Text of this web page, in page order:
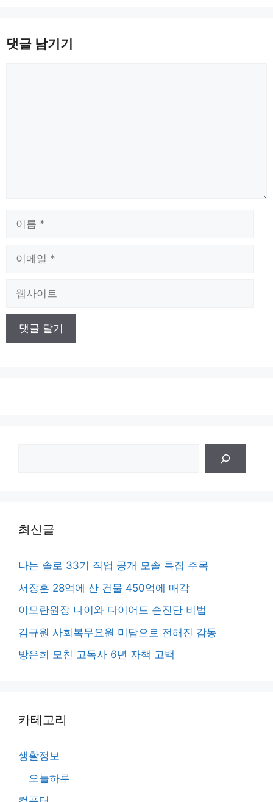
댓글 남기기
최신글
나는 솔로 33기 직업 공개 모솔 특집 주목
서장훈 28억에 산 건물 450억에 매각
이모란원장 나이와 다이어트 손진단 비법
김규원 사회복무요원 미담으로 전해진 감동
방은희 모친 고독사 6년 자책 고백
카테고리
생활정보
오늘하루